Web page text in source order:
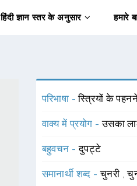
हिंदी ज्ञान स्तर के अनुसार हमारे
परिभाषा -स्त्रियों के
वाक्य में प्रयोग -उसका
बहुवचन -दुपट्टे
समानार्थी शब्द -चुनरी ,